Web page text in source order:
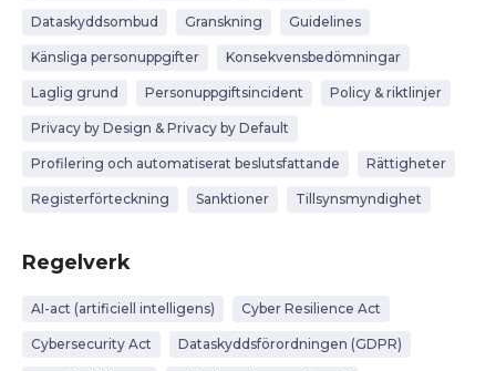
Dataskyddsombud Granskning Guidelines
Känsliga personuppgifter Konsekvensbedömningar
Laglig grund Personuppgiftsincident Policy & riktlinjer
Privacy by Design & Privacy by Default
Profilering och automatiserat beslutsfattande Rättigheter
Registerförteckning Sanktioner Tillsynsmyndighet
Regelverk
AI-act (artificiell intelligens) Cyber Resilience Act
Cybersecurity Act Dataskyddsförordningen (GDPR)